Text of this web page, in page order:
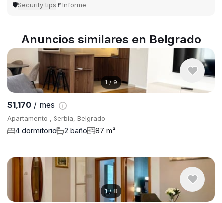
🛡Security tips 🚩Informe
Anuncios similares en Belgrado
1/ 9
$1,170 / mes
Apartamento , Serbia, Belgrado
4 dormitorio 2 baño 87 m²
1/8